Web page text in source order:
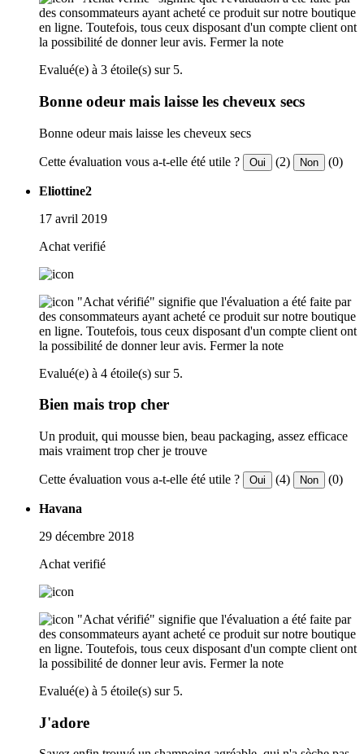
des consommateurs ayant acheté ce produit sur notre boutique
en ligne. Toutefois, tous ceux disposant d'un compte client ont
la possibilité de donner leur avis. Fermer la note
Evalué(e) à 3 étoile(s) sur 5.
Bonne odeur mais laisse les cheveux secs
Bonne odeur mais laisse les cheveux secs
Cette évaluation vous a-t-elle été utile ? Oui (2) Non (0)
Eliottine2
17 avril 2019
Achat verifié
"Achat vérifié" signifie que l'évaluation a été faite par
des consommateurs ayant acheté ce produit sur notre boutique
en ligne. Toutefois, tous ceux disposant d'un compte client ont
la possibilité de donner leur avis. Fermer la note
Evalué(e) à 4 étoile(s) sur 5.
Bien mais trop cher
Un produit, qui mousse bien, beau packaging, assez efficace
mais vraiment trop cher je trouve
Cette évaluation vous a-t-elle été utile ? Oui (4) Non (0)
Havana
29 décembre 2018
Achat verifié
"Achat vérifié" signifie que l'évaluation a été faite par
des consommateurs ayant acheté ce produit sur notre boutique
en ligne. Toutefois, tous ceux disposant d'un compte client ont
la possibilité de donner leur avis. Fermer la note
Evalué(e) à 5 étoile(s) sur 5.
J'adore